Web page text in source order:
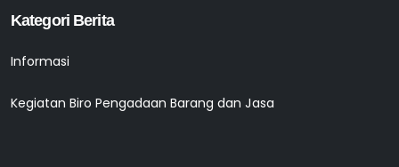
Kategori Berita
Informasi
Kegiatan Biro Pengadaan Barang dan Jasa